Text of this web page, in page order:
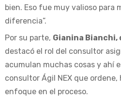
bien. Eso fue muy valioso para
diferencia”.
Por su parte, Gianina Bianchi,
destacó el rol del consultor
acumulan muchas cosas y ahí
consultor Ágil NEX que
enfoque en el proceso.